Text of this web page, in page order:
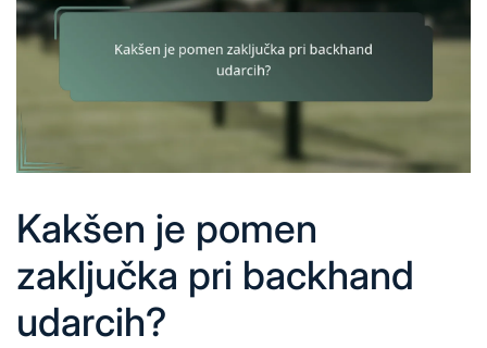
Kakšen je pomen
zaključka pri backhand
udarcih?